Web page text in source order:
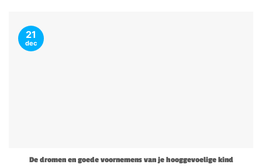
De dromen en goede voornemens van je hooggevoelige kind
21
dec